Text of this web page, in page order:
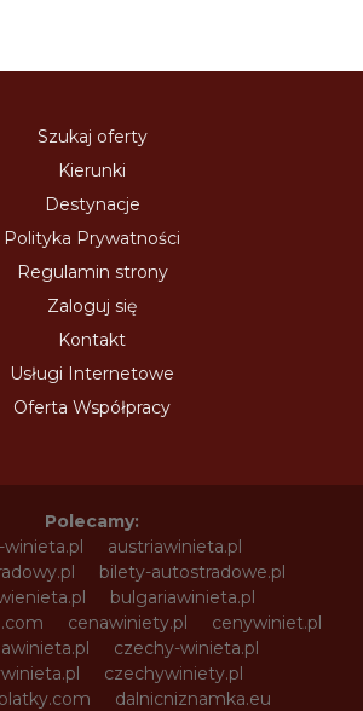
Szukaj oferty
Kierunki
Destynacje
Polityka Prywatności
Regulamin strony
Zaloguj się
Kontakt
Usługi Internetowe
Oferta Współpracy
Polecamy:
winieta.pl
austriawinieta.pl
bilety-autostradowe.pl
bulgariawinieta.pl
cenawiniety.pl
cenywiniet.pl
czechy-winieta.pl
czechywiniety.pl
dalnicniznamka.eu